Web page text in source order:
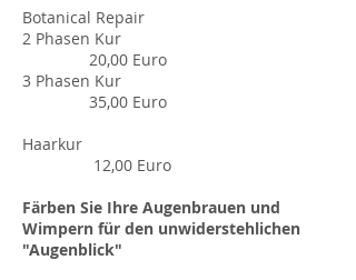
Botanical Repair
2 Phasen Kur
20,00 Euro
3 Phasen Kur
35,00 Euro
Haarkur
12,00 Euro
Färben Sie Ihre Augenbrauen und
Wimpern für den unwiderstehlichen
"Augenblick"